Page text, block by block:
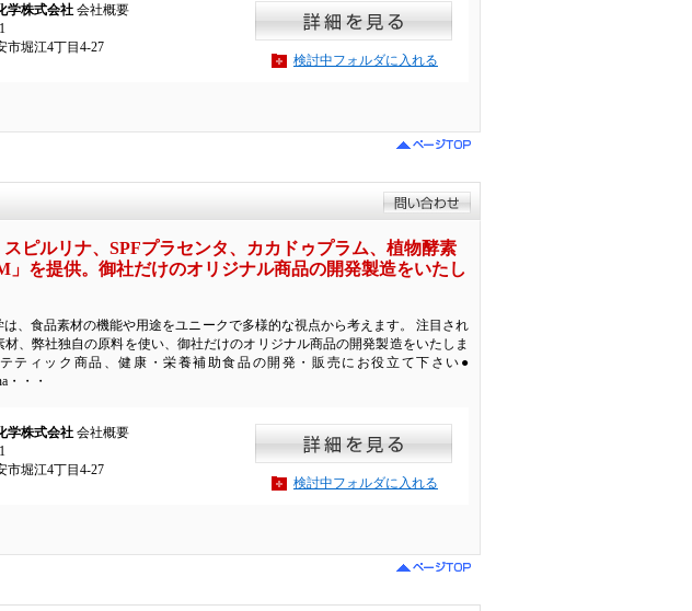
学株式会社 会社概要
市堀江4丁目4-27
検討中フォルダに入れる
ピルリナ、SPFプラセンタ、カカドゥプラム、植物酵素
を提供。御社だけのオリジナル商品の開発製造をいたし
は、食品素材の機能や用途をユニークで多様的な視点から考えます。 注目され
材、弊社独自の原料を使い、御社だけのオリジナル商品の開発製造をいたしま
ティック商品、健康・栄養補助食品の開発・販売にお役立て下さい●
・・・
学株式会社 会社概要
市堀江4丁目4-27
検討中フォルダに入れる